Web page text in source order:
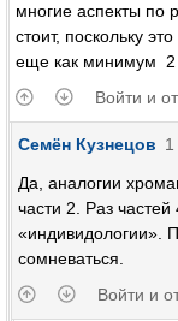
многие аспекты по
стоит, поскольку
еще как минимум 2
Войти и
Семён Кузнецов 1
Да, аналогии
части 2. Раз
«индивидологии».
сомневаться.
Войти и